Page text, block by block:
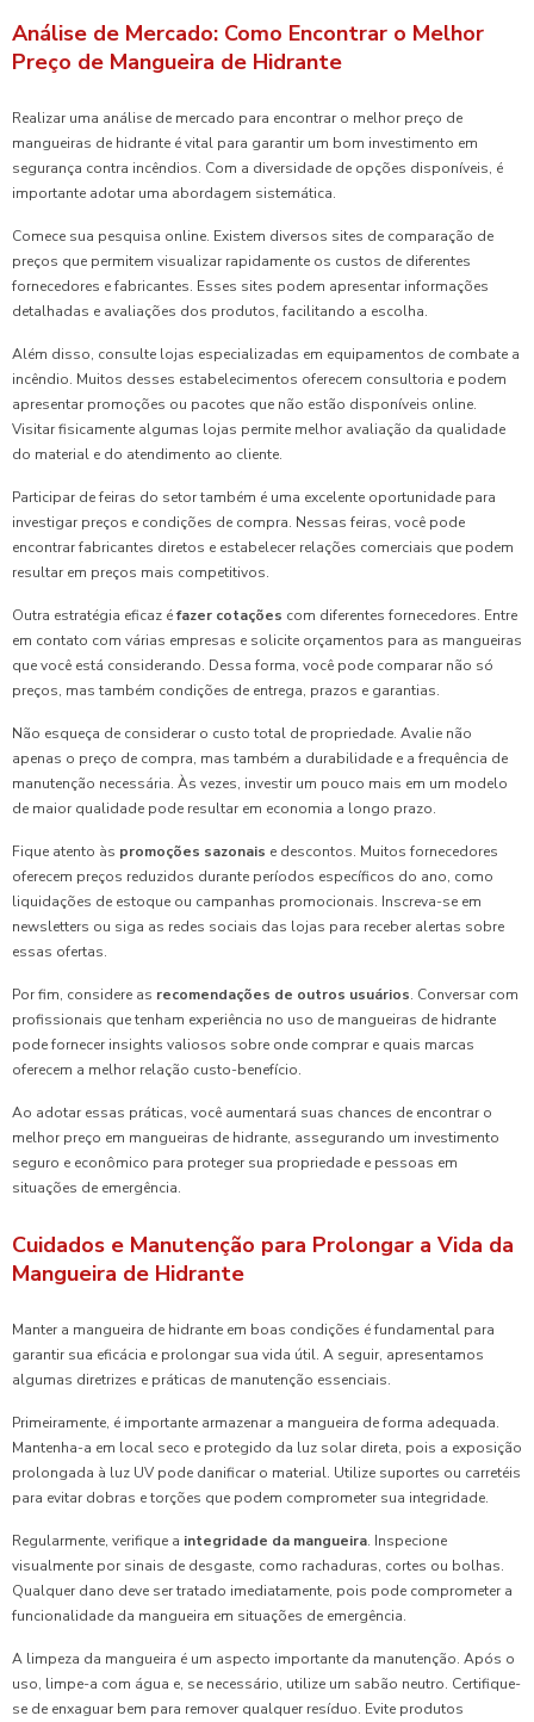
Análise de Mercado: Como Encontrar o Melhor
Preço de Mangueira de Hidrante
Realizar uma análise de mercado para encontrar o melhor preço de
mangueiras de hidrante é vital para garantir um bom investimento em
segurança contra incêndios. Com a diversidade de opções disponíveis, é
importante adotar uma abordagem sistemática.
Comece sua pesquisa online. Existem diversos sites de comparação de
preços que permitem visualizar rapidamente os custos de diferentes
fornecedores e fabricantes. Esses sites podem apresentar informações
detalhadas e avaliações dos produtos, facilitando a escolha.
Além disso, consulte lojas especializadas em equipamentos de combate a
incêndio. Muitos desses estabelecimentos oferecem consultoria e podem
apresentar promoções ou pacotes que não estão disponíveis online.
Visitar fisicamente algumas lojas permite melhor avaliação da qualidade
do material e do atendimento ao cliente.
Participar de feiras do setor também é uma excelente oportunidade para
investigar preços e condições de compra. Nessas feiras, você pode
encontrar fabricantes diretos e estabelecer relações comerciais que podem
resultar em preços mais competitivos.
Outra estratégia eficaz éfazer cotações com diferentes fornecedores. Entre
em contato com várias empresas e solicite orçamentos para as mangueiras
que você está considerando. Dessa forma, você pode comparar não só
preços, mas também condições de entrega, prazos e garantias.
Não esqueça de considerar o custo total de propriedade. Avalie não
apenas o preço de compra, mas também a durabilidade e a frequência de
manutenção necessária. Às vezes, investir um pouco mais em um modelo
de maior qualidade pode resultar em economia a longo prazo.
Fique atento às promoções sazonais e descontos. Muitos fornecedores
oferecem preços reduzidos durante períodos específicos do ano, como
liquidações de estoque ou campanhas promocionais. Inscreva-se em
newsletters ou siga as redes sociais das lojas para receber alertas sobre
essas ofertas.
Por fim, considere as recomendações de outros usuários. Conversar com
profissionais que tenham experiência no uso de mangueiras de hidrante
pode fornecer insights valiosos sobre onde comprar e quais marcas
oferecem a melhor relação custo-benefício.
Ao adotar essas práticas, você aumentará suas chances de encontrar o
melhor preço em mangueiras de hidrante, assegurando um investimento
seguro e econômico para proteger sua propriedade e pessoas em
situações de emergência.
Cuidados e Manutenção para Prolongar a Vida da
Mangueira de Hidrante
Manter a mangueira de hidrante em boas condições é fundamental para
garantir sua eficácia e prolongar sua vida útil. A seguir, apresentamos
algumas diretrizes e práticas de manutenção essenciais.
Primeiramente, é importante armazenar a mangueira de forma adequada.
Mantenha-a em local seco e protegido da luz solar direta, pois a exposição
prolongada à luz UV pode danificar o material. Utilize suportes ou carretéis
para evitar dobras e torções que podem comprometer sua integridade.
Regularmente, verifique a integridade da mangueira. Inspecione
visualmente por sinais de desgaste, como rachaduras, cortes ou bolhas.
Qualquer dano deve ser tratado imediatamente, pois pode comprometer a
funcionalidade da mangueira em situações de emergência.
A limpeza da mangueira é um aspecto importante da manutenção. Após o
uso, limpe-a com água e, se necessário, utilize um sabão neutro. Certifique-
se de enxaguar bem para remover qualquer resíduo. Evite produtos